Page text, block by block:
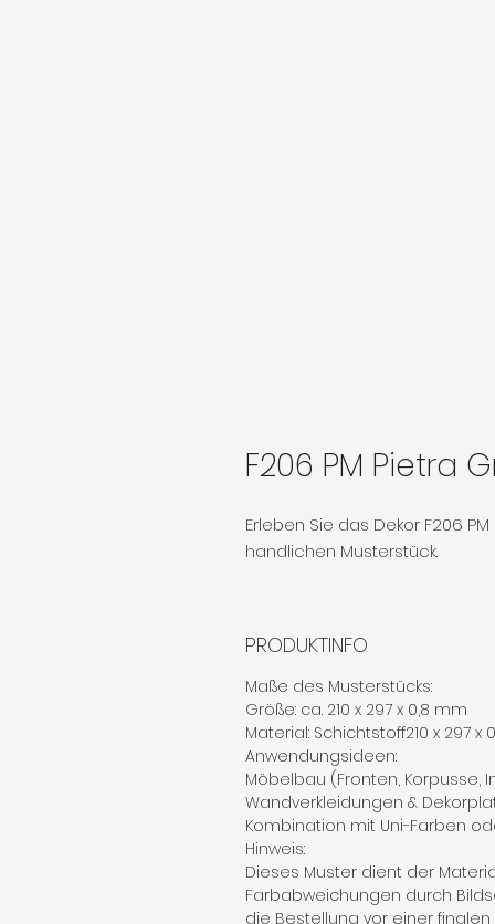
F206 PM Pietra
Erleben Sie das Dekor F206
handlichen Musterstück.
PRODUKTINFO
Maße des Musterstücks:
Größe: ca. 210 x 297 x 0,8 mm
Material: Schichtstoff210 x 297 x
Anwendungsideen:
Möbelbau (Fronten, Korpusse,
Wandverkleidungen &
Kombination mit Uni-Farben
Hinweis:
Dieses Muster dient der
Farbabweichungen durch
die Bestellung vor einer finalen